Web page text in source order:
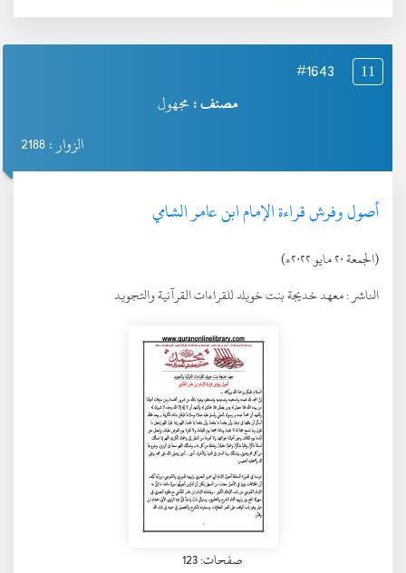
11
#1643
مصنف : مجهول
الزوار : 2188
أصول وفرش قراءة الإمام ابن عامر الشامي
(الجمعة ٢٠ مايو ٢٠٢٢ء)
الناشر :معهد خديجة بنت خويلد للقراءات القرآنية والتجويد
صفحات: 123